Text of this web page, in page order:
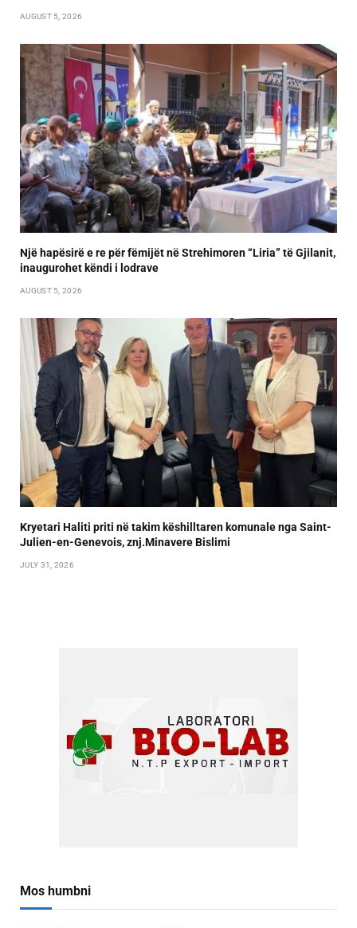
AUGUST 5, 2026
Një hapësirë e re për fëmijët në Strehimoren “Liria” të Gjilanit,
inaugurohet këndi i lodrave
AUGUST 5, 2026
Kryetari Haliti priti në takim këshilltaren komunale nga Saint-
Julien-en-Genevois, znj.Minavere Bislimi
JULY 31, 2026
Mos humbni